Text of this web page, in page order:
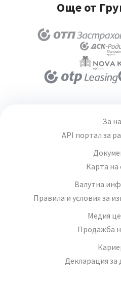
Още от
За
API портал за
Карта на
Валутна
Правила и условия за
Медия
Продажба
Декларация за